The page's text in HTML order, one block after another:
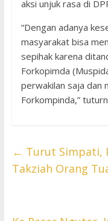
aksi unjuk rasa di
“Dengan adanya
masyarakat bisa
sepihak karena
Forkopimda
perwakilan saja dan
Forkompinda,”
← Turut Simpati,
Takziah Orang